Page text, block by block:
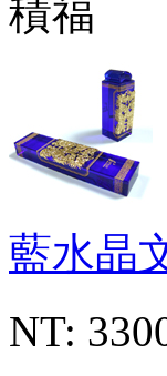
藍水晶
NT: